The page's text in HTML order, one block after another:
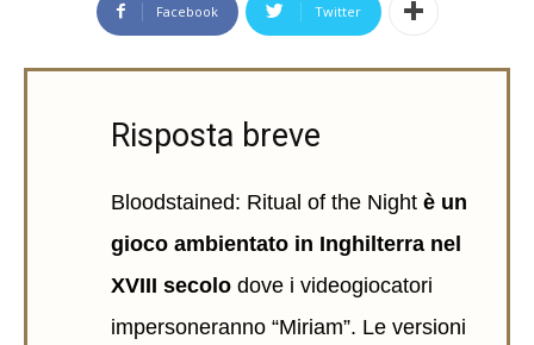
Facebook Twitter
Risposta breve
Bloodstained: Ritual of the Night è un
gioco ambientato in Inghilterra nel
XVIII secolo dove i videogiocatori
impersoneranno “Miriam”. Le versioni